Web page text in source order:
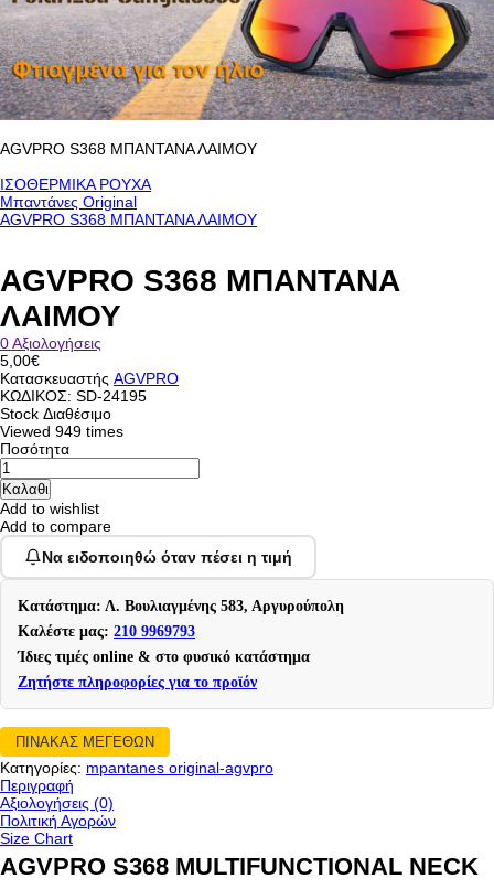
AGVPRO S368 ΜΠΑΝΤΑΝΑ ΛΑΙΜΟΥ
ΙΣΟΘΕΡΜΙΚΑ ΡΟΥΧΑ
Μπαντάνες Original
AGVPRO S368 ΜΠΑΝΤΑΝΑ ΛΑΙΜΟΥ
AGVPRO S368 ΜΠΑΝΤΑΝΑ
ΛΑΙΜΟΥ
0 Αξιολογήσεις
5,00€
Κατασκευαστής AGVPRO
ΚΩΔΙΚΟΣ: SD-24195
Stock Διαθέσιμο
Viewed 949 times
Ποσότητα
Add to wishlist
Add to compare
Να ειδοποιηθώ όταν πέσει η τιμή
Κατάστημα: Λ. Βουλιαγμένης 583, Αργυρούπολη
Καλέστε μας: 210 9969793
Ίδιες τιμές online & στο φυσικό κατάστημα
Ζητήστε πληροφορίες για το προϊόν
ΠΙΝΑΚΑΣ ΜΕΓΕΘΩΝ
Κατηγορίες: mpantanes original-agvpro
Περιγραφή
Αξιολογήσεις (0)
Πολιτική Αγορών
Size Chart
AGVPRO S368 MULTIFUNCTIONAL NECK